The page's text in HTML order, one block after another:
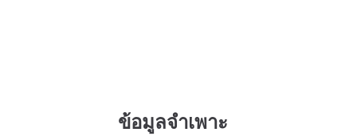
ข้อมูลจำเพาะ